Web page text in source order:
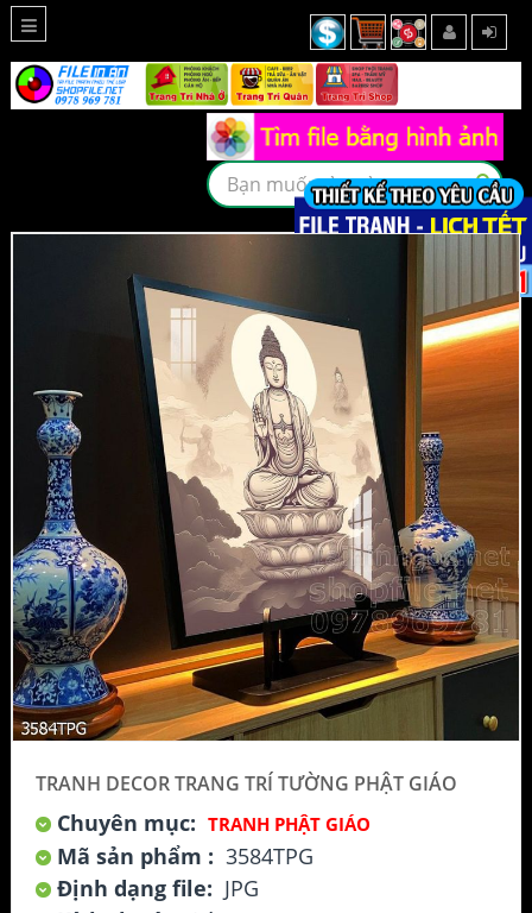
TRANH DECOR TRANG TRÍ TƯỜNG PHẬT GIÁO
Chuyên mục: TRANH PHẬT GIÁO
Mã sản phẩm : 3584TPG
Định dạng file: JPG